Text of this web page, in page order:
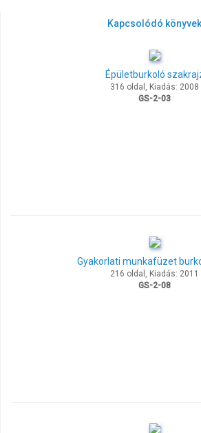
Kapcsolódó könyvek
Épületburkoló
316 oldal, Kiadás: 2008
GS-2-03
Gyakorlati munkafüzet
216 oldal, Kiadás: 2011
GS-2-08